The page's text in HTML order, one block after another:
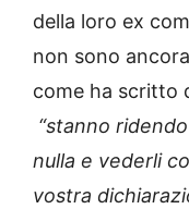
della loro ex
non sono
come ha scritto
“stanno
nulla e vederli
vostra